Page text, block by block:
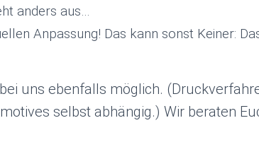
anders aus…
Anpassung! Das kann sonst Keiner:
uns ebenfalls möglich.
selbst abhängig.) Wir beraten